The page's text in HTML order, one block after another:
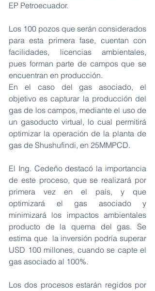
EP Petroecuador.
Los 100 pozos que serán considerados
para esta primera fase, cuentan con
facilidades, licencias ambientales,
pues forman parte de campos que se
encuentran en producción.
En el caso del gas asociado, el
objetivo es capturar la producción del
gas de los campos, mediante el uso de
un gasoducto virtual, lo cual permitirá
optimizar la operación de la planta de
gas de Shushufindi, en 25MMPCD.
El Ing. Cedeño destacó la importancia
de este proceso, que se realizará por
primera vez en el país, y que
optimizará el gas asociado y
minimizará los impactos ambientales
producto de la quema del gas. Se
estima que  la inversión podría superar
USD 100 millones, cuando se capte el
gas asociado al 100%.
Los dos procesos estarán regidos por